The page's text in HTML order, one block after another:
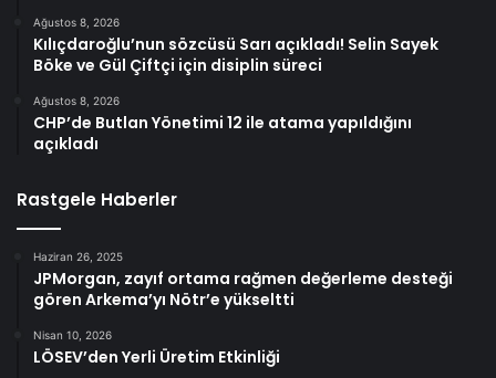
Ağustos 8, 2026
Kılıçdaroğlu’nun sözcüsü Sarı açıkladı! Selin Sayek
Böke ve Gül Çiftçi için disiplin süreci
Ağustos 8, 2026
CHP’de Butlan Yönetimi 12 ile atama yapıldığını
açıkladı
Rastgele Haberler
Haziran 26, 2025
JPMorgan, zayıf ortama rağmen değerleme desteği
gören Arkema’yı Nötr’e yükseltti
Nisan 10, 2026
LÖSEV’den Yerli Üretim Etkinliği